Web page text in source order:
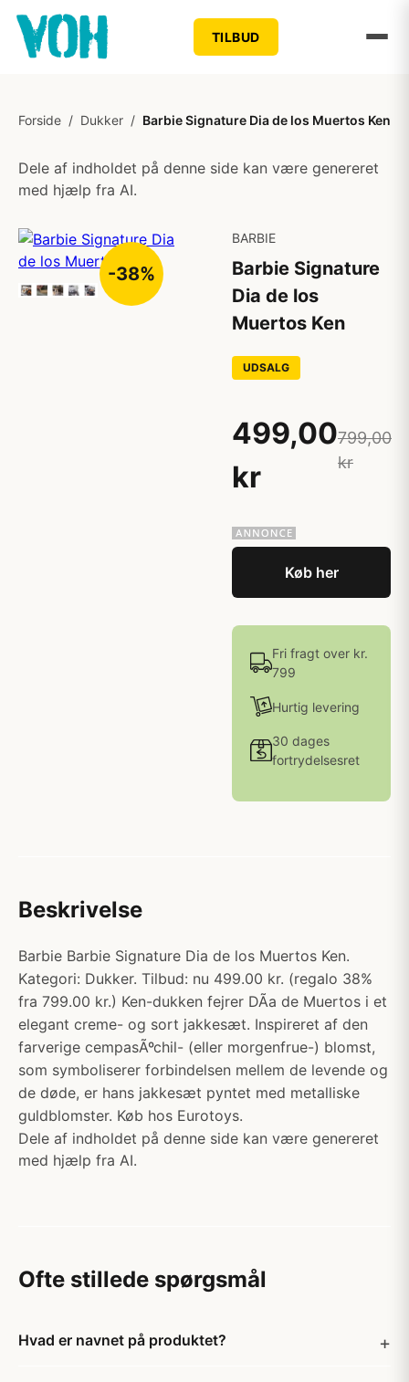
TILBUD
Forside / Dukker / Barbie Signature Dia de los Muertos Ken
Dele af indholdet på denne side kan være genereret
med hjælp fra AI.
-38%
BARBIE
Barbie Signature
Dia de los
Muertos Ken
UDSALG
499,00
kr
799,00
kr
Køb her
Fri fragt over kr.
799
Hurtig levering
30 dages
fortrydelsesret
Beskrivelse
Barbie Barbie Signature Dia de los Muertos Ken.
Kategori: Dukker. Tilbud: nu 499.00 kr. (regalo 38%
fra 799.00 kr.) Ken-dukken fejrer DÃ­a de Muertos i et
elegant creme- og sort jakkesæt. Inspireret af den
farverige cempasÃºchil- (eller morgenfrue-) blomst,
som symboliserer forbindelsen mellem de levende og
de døde, er hans jakkesæt pyntet med metalliske
guldblomster. Køb hos Eurotoys.
Dele af indholdet på denne side kan være genereret
med hjælp fra AI.
Ofte stillede spørgsmål
Hvad er navnet på produktet?